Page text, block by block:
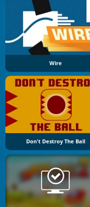
Wire
Don't Destroy The Ball